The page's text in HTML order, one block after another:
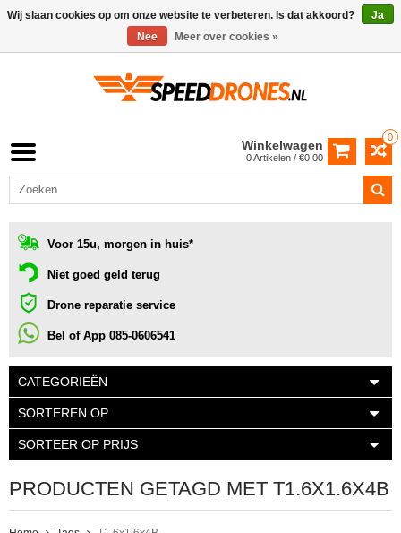
0
Winkelwagen
0 Artikelen / €0,00
Voor 15u, morgen in huis*
Niet goed geld terug
Drone reparatie service
Bel of App 085-0606541
CATEGORIEËN
SORTEREN OP
SORTEER OP PRIJS
PRODUCTEN GETAGD MET T1.6X1.6X4B
Wij slaan cookies op om onze website te verbeteren. Is dat akkoord?
Ja
Nee
Meer over cookies »